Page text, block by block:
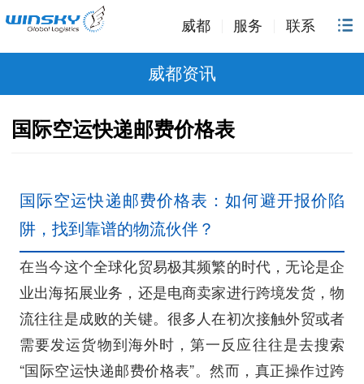
威都 服务 联系
威都资讯
国际空运快递邮费价格表
国际空运快递邮费价格表：如何避开报价陷
阱，找到靠谱的物流伙伴？
在当今这个全球化贸易极其频繁的时代，无论是企
业出海拓展业务，还是电商卖家进行跨境发货，物
流往往是成败的关键。很多人在初次接触外贸或者
需要发运货物到海外时，第一反应往往是去搜索
“国际空运快递邮费价格表”。然而，真正操作过跨